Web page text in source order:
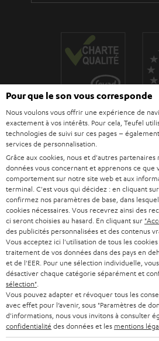
Teufel adhère à la Fédération du e-commerce et de la
qualité. La Fevad est membre du réseau
Le Blog Teufel
Technologies audio, modes,
Teufel Support
Questions fréquemment
CONTACT
RETOURS
Pour que le son vous corresponde
Nous voulons vous offrir une expérience de
exactement à vos intérêts. Pour cela, Teufel
technologies de suivi sur ces pages –
services de personnalisation.
Grâce aux cookies, nous et d'autres
données vous concernant et apprenons ce que
comportement sur notre site web et aux
terminal. C'est vous qui décidez : en cliquant sur
confirmez nos paramètres de base, dans
cookies nécessaires. Vous recevrez ainsi des
ci seront choisies au hasard. En cliquant sur
des publicités personnalisées et des contenus
Vous acceptez ici l'utilisation de tous les
traitement de vos données dans des pays en
et de l'EER. Pour une sélection individuelle,
désactiver chaque catégorie séparément et
sélection"
Vous pouvez adapter et révoquer tous les
avec effet pour l’avenir, sous "Paramètres de
d'informations, nous vous invitons à consulter
confidentialité des données et les mentions